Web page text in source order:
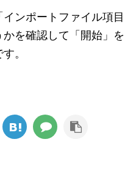
ンポートファイル項目
を確認して「開始」を
。